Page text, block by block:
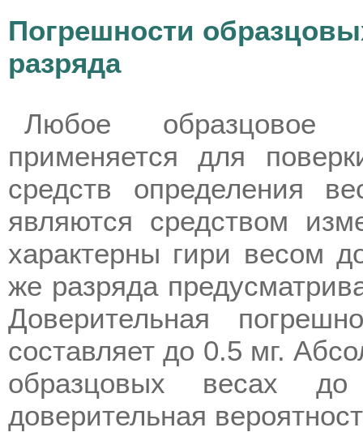
Погрешности
разряда
Любое образцовое
применяется для
средств определения
являются средством
характерны гири весом
же разряда
Доверительная
составляет до 0.5 мг.
образцовых весах
доверительная